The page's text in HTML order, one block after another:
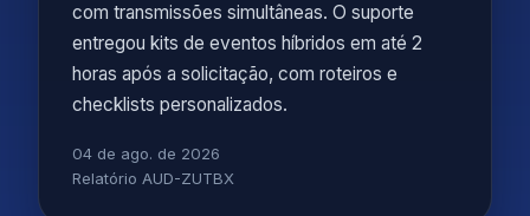
com transmissões simultâneas. O suporte
entregou kits de eventos híbridos em até 2
horas após a solicitação, com roteiros e
checklists personalizados.
04 de ago. de 2026
Relatório AUD-ZUTBX